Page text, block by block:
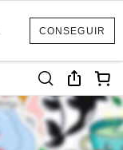
CONSEGUIR